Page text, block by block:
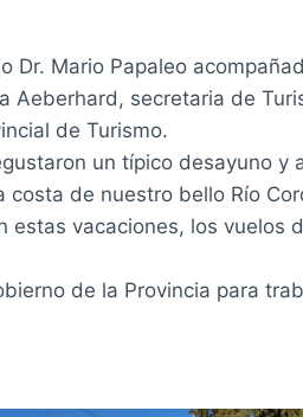
Dr. Mario Papaleo
Aeberhard, secretaria de
de Turismo.
un típico desayuno y
de nuestro bello Río
estas vacaciones, los vuelos
de la Provincia para